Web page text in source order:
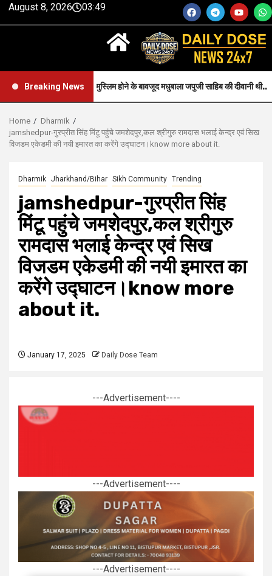
August 8, 2026 03:49
Breaking News
Faith-जन्म से मुस्लिम होने के बावजूद मधुबाला जपुजी साहिब की दीवानी थी..
Home
Dharmik
jamshedpur-गुरप्रीत सिंह मिंटू पहुंचे जमशेदपुर,कल श्रीगुरु रामदास भलाई केन्द्र एवं सिख
विजडम एकेडमी की नयी इमारत का करेंगे उद्घाटन।know more about it.
Dharmik Jharkhand/Bihar Sikh Community Trending
jamshedpur-गुरप्रीत सिंह
मिंटू पहुंचे जमशेदपुर,कल श्रीगुरु
रामदास भलाई केन्द्र एवं सिख
विजडम एकेडमी की नयी इमारत का
करेंगे उद्घाटन।know more
about it.
January 17, 2025 Daily Dose Team
---Advertisement----
---Advertisement----
---Advertisement----